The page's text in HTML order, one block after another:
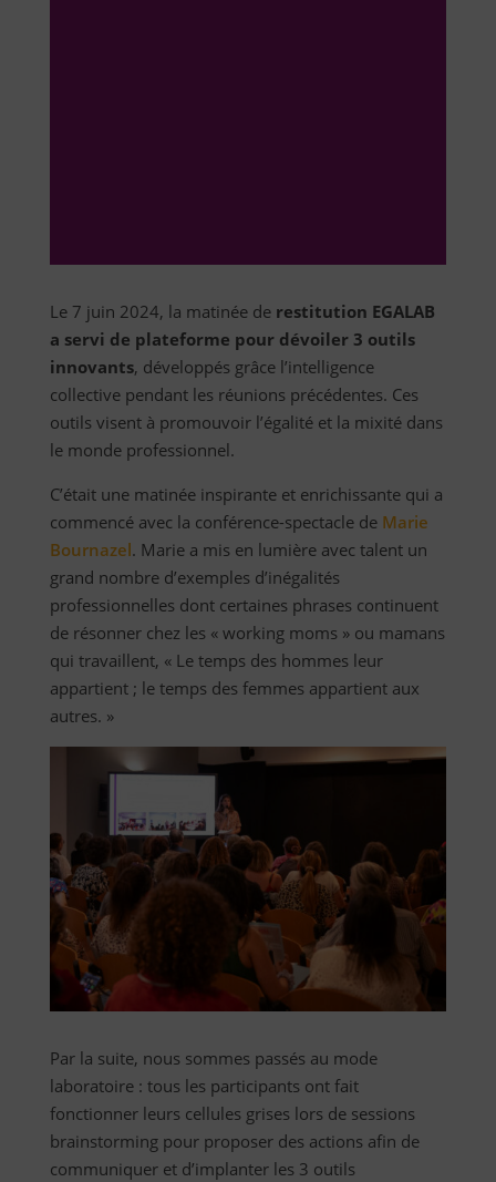
Le 7 juin 2024, la matinée de restitution EGALAB
a servi de plateforme pour dévoiler 3 outils
innovants, développés grâce l’intelligence
collective pendant les réunions précédentes. Ces
outils visent à promouvoir l’égalité et la mixité dans
le monde professionnel.
C’était une matinée inspirante et enrichissante qui a
commencé avec la conférence-spectacle deMarie
Bournazel. Marie a mis en lumière avec talent un
grand nombre d’exemples d’inégalités
professionnelles dont certaines phrases continuent
de résonner chez les « working moms » ou mamans
qui travaillent, « Le temps des hommes leur
appartient ; le temps des femmes appartient aux
autres. »
Par la suite, nous sommes passés au mode
laboratoire : tous les participants ont fait
fonctionner leurs cellules grises lors de sessions
brainstorming pour proposer des actions afin de
communiquer et d’implanter les 3 outils